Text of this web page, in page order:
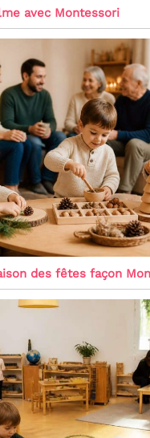
avec Montessori
des fêtes façon